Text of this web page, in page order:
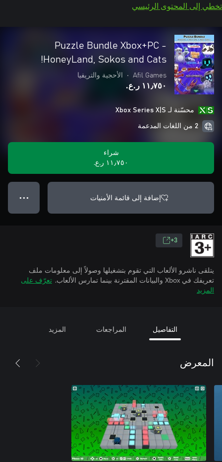
تخطي إلى المحتوى الرئيسي
Puzzle Bundle Xbox+PC -
HoneyLand, Sokos and Cats!
Afil Games
• الأحجية والتريفيا
١١٫٧٥٠ ر.ع.‏
محسّنة لـ Xbox Series X|S
2 من اللغات المدعمة
شراء
١١٫٧٥٠ ر.ع.‏
إضافة إلى قائمة الأمنيات ● ● ●
3+
يتلقى ناشرو الألعاب التي تقوم بتشغيلها وصولاً إلى معلومات ملف
تعريفك في Xbox والبيانات المقترنة بينما تمارس الألعاب.
تعرّف على
المزيد
التفاصيل المراجعات المزيد
المعرض